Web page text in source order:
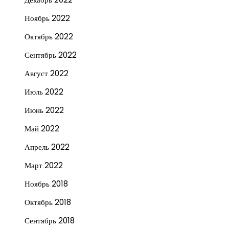
Ноябрь 2022
Октябрь 2022
Сентябрь 2022
Август 2022
Июль 2022
Июнь 2022
Май 2022
Апрель 2022
Март 2022
Ноябрь 2018
Октябрь 2018
Сентябрь 2018